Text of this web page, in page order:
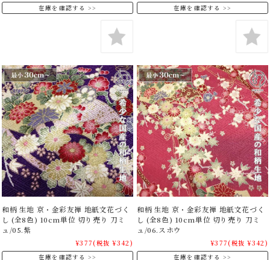
在庫を確認する 在庫を確認する
和柄 生地 京・金彩友禅 地紙文花づく
し (全8色) 10cm単位 切り売り 刀ミ
ュ/05.紫
¥377(税抜 ¥342)
在庫を確認する
和柄 生地 京・金彩友禅 地紙文花づく
し (全8色) 10cm単位 切り売り 刀ミ
ュ/06.スホウ
¥377(税抜 ¥342)
在庫を確認する